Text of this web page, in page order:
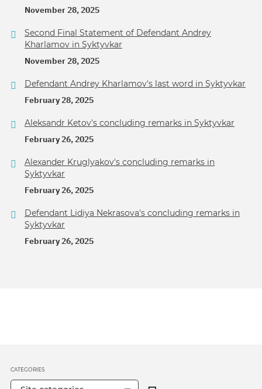
November 28, 2025
Second Final Statement of Defendant Andrey
Kharlamov in Syktyvkar
November 28, 2025
Defendant Andrey Kharlamov's last word in Syktyvkar
February 28, 2025
Aleksandr Ketov's concluding remarks in Syktyvkar
February 26, 2025
Alexander Kruglyakov's concluding remarks in
Syktyvkar
February 26, 2025
Defendant Lidiya Nekrasova's concluding remarks in
Syktyvkar
February 26, 2025
CATEGORIES